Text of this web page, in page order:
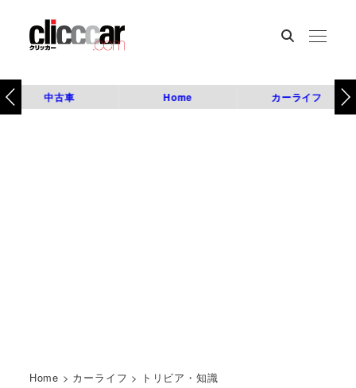
中古車 Home カーライフ
Home > カーライフ > トリビア・知識